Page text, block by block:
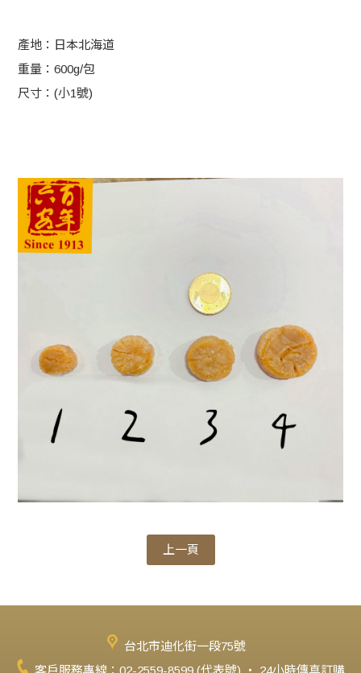
產地：日本北海道
重量：600g/包
尺寸：(小1號)
上一頁
台北市迪化街一段75號